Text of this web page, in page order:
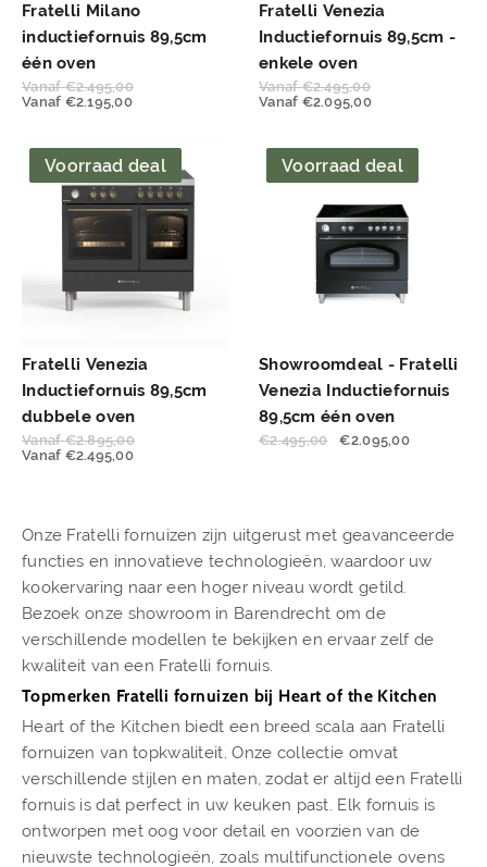
Fratelli Milano
inductiefornuis 89,5cm
één oven
Vanaf€2.495,00
Vanaf €2.195,00
Fratelli Venezia
Inductiefornuis 89,5cm -
enkele oven
Vanaf€2.495,00
Vanaf €2.095,00
Voorraad deal
Fratelli Venezia
Inductiefornuis 89,5cm
dubbele oven
Vanaf€2.895,00
Vanaf €2.495,00
Voorraad deal
Showroomdeal - Fratelli
Venezia Inductiefornuis
89,5cm één oven
€2.495,00 €2.095,00
Onze Fratelli fornuizen zijn uitgerust met geavanceerde
functies en innovatieve technologieën, waardoor uw
kookervaring naar een hoger niveau wordt getild.
Bezoek onze showroom in Barendrecht om de
verschillende modellen te bekijken en ervaar zelf de
kwaliteit van een Fratelli fornuis.
Topmerken Fratelli fornuizen bij Heart of the Kitchen
Heart of the Kitchen biedt een breed scala aan Fratelli
fornuizen van topkwaliteit. Onze collectie omvat
verschillende stijlen en maten, zodat er altijd een Fratelli
fornuis is dat perfect in uw keuken past. Elk fornuis is
ontworpen met oog voor detail en voorzien van de
nieuwste technologieën, zoals multifunctionele ovens